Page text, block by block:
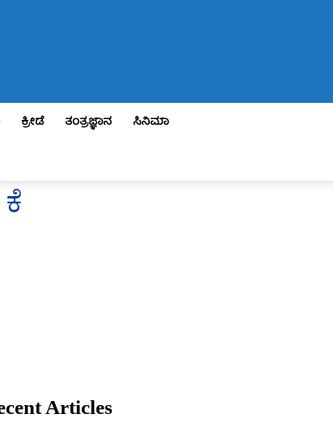
ಕ್ರೀಡೆ ತಂತ್ರಜ್ಞಾನ
ಸಿನಿಮಾ
Articles